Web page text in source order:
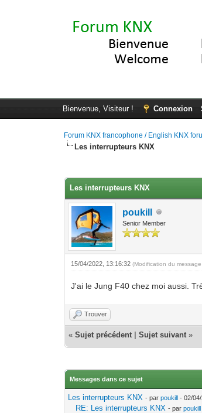
Bienvenue, Visiteur ! Connexion
Forum KNX francophone / English KNX
Les interrupteurs KNX
Les interrupteurs KNX
poukill
Senior Member
15/04/2022, 13:16:32(Modification du
J'ai le Jung F40 chez moi aussi.
Trouver
«Sujet précédent |Sujet suivant »
Messages dans ce sujet
Les interrupteurs KNX - parpoukill - 02/
RE: Les interrupteurs KNX - parpoukill